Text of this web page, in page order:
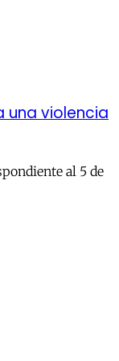
una violencia
al 5 de